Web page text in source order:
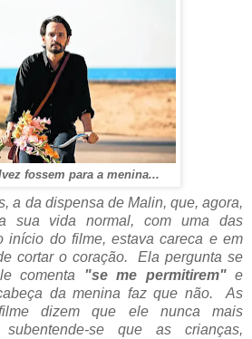
fossem para a menina...
a da dispensa de Malin, que, agora,
sua vida normal, com uma das
início do filme, estava careca e em
cortar o coração. Ela pergunta se
comenta "se me permitirem"e
da menina faz que não. As
dizem que ele nunca mais
subentende-se que as crianças,